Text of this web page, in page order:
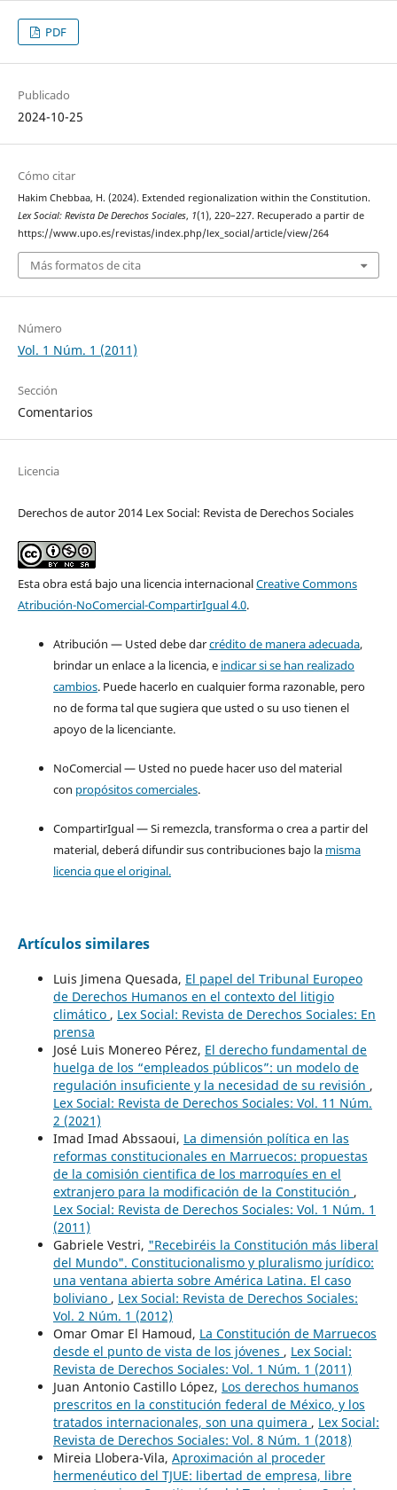
PDF
Publicado
2024-10-25
Cómo citar
Hakim Chebbaa, H. (2024). Extended regionalization within the Constitution.
Lex Social: Revista De Derechos Sociales, 1(1), 220–227. Recuperado a partir de
https://www.upo.es/revistas/index.php/lex_social/article/view/264
Más formatos de cita
Número
Vol. 1 Núm. 1 (2011)
Sección
Comentarios
Licencia
Derechos de autor 2014 Lex Social: Revista de Derechos Sociales
Esta obra está bajo una licencia internacionalCreative Commons
Atribución-NoComercial-CompartirIgual 4.0.
Atribución — Usted debe darcrédito de manera adecuada,
brindar un enlace a la licencia, e indicar si se han realizado
cambios. Puede hacerlo en cualquier forma razonable, pero
no de forma tal que sugiera que usted o su uso tienen el
apoyo de la licenciante.
NoComercial — Usted no puede hacer uso del material
con propósitos comerciales.
CompartirIgual — Si remezcla, transforma o crea a partir del
material, deberá difundir sus contribuciones bajo la misma
licencia que el original.
Artículos similares
Luis Jimena Quesada, El papel del Tribunal Europeo
de Derechos Humanos en el contexto del litigio
climático , Lex Social: Revista de Derechos Sociales: En
prensa
José Luis Monereo Pérez, El derecho fundamental de
huelga de los “empleados públicos”: un modelo de
regulación insuficiente y la necesidad de su revisión ,
Lex Social: Revista de Derechos Sociales: Vol. 11 Núm.
2 (2021)
Imad Imad Abssaoui, La dimensión política en las
reformas constitucionales en Marruecos: propuestas
de la comisión cientifica de los marroquíes en el
extranjero para la modificación de la Constitución ,
Lex Social: Revista de Derechos Sociales: Vol. 1 Núm. 1
(2011)
Gabriele Vestri, "Recebiréis la Constitución más liberal
del Mundo". Constitucionalismo y pluralismo jurídico:
una ventana abierta sobre América Latina. El caso
boliviano , Lex Social: Revista de Derechos Sociales:
Vol. 2 Núm. 1 (2012)
Omar Omar El Hamoud, La Constitución de Marruecos
desde el punto de vista de los jóvenes , Lex Social:
Revista de Derechos Sociales: Vol. 1 Núm. 1 (2011)
Juan Antonio Castillo López, Los derechos humanos
prescritos en la constitución federal de México, y los
tratados internacionales, son una quimera , Lex Social:
Revista de Derechos Sociales: Vol. 8 Núm. 1 (2018)
Mireia Llobera-Vila, Aproximación al proceder
hermenéutico del TJUE: libertad de empresa, libre